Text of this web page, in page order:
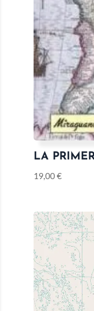
LA
19,00€